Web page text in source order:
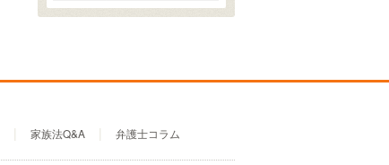
家族法Q&A 弁護士コラム